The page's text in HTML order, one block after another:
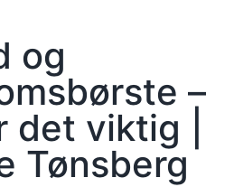
og
–
viktig |
Tønsberg